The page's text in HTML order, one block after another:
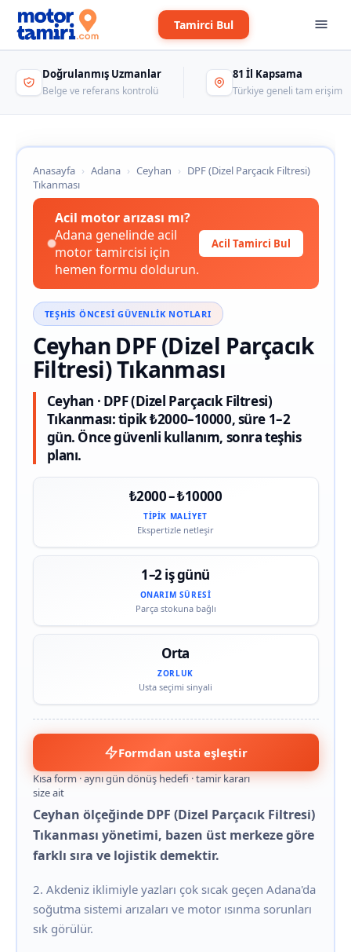
Tamirci Bul
Doğrulanmış Uzmanlar
Belge ve referans kontrolü
81 İl Kapsama
Türkiye geneli tam erişim
Anasayfa › Adana › Ceyhan › DPF (Dizel Parçacık Filtresi)
Tıkanması
Acil motor arızası mı?
Adana genelinde acil
motor tamircisi için
hemen formu doldurun.
Acil Tamirci Bul
TEŞHIS ÖNCESI GÜVENLIK NOTLARI
Ceyhan DPF (Dizel Parçacık
Filtresi) Tıkanması
Ceyhan · DPF (Dizel Parçacık Filtresi)
Tıkanması: tipik ₺2000–10000, süre 1–2
gün. Önce güvenli kullanım, sonra teşhis
planı.
₺2000 – ₺10000
TIPIK MALIYET
Ekspertizle netleşir
1–2 iş günü
ONARIM SÜRESI
Parça stokuna bağlı
Orta
ZORLUK
Usta seçimi sinyali
Formdan usta eşleştir
Kısa form · aynı gün dönüş hedefi · tamir kararı
size ait
Ceyhan ölçeğinde DPF (Dizel Parçacık Filtresi)
Tıkanması yönetimi, bazen üst merkeze göre
farklı sıra ve lojistik demektir.
2. Akdeniz iklimiyle yazları çok sıcak geçen Adana'da
soğutma sistemi arızaları ve motor ısınma sorunları
sık görülür.